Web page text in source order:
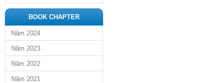
BOOK CHAPTER
Năm 2024
Năm 2023
Năm 2022
Năm 2021